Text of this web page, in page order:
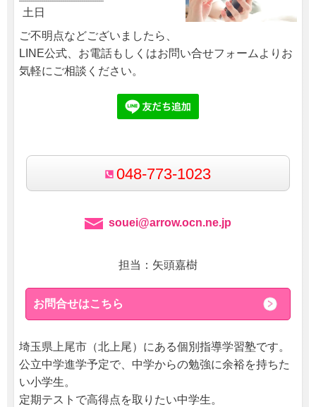
土日
ご不明点などございましたら、
LINE公式、お電話もしくはお問い合せフォームよりお
気軽にご相談ください。
048-773-1023
souei@arrow.ocn.ne.jp
担当：矢頭嘉樹
お問合せはこちら
埼玉県上尾市（北上尾）にある個別指導学習塾です。
公立中学進学予定で、中学からの勉強に余裕を持ちた
い小学生。
定期テストで高得点を取りたい中学生。